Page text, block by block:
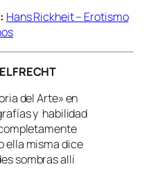
Hans Rickheit – Erotismo
del Arte» en
y habilidad
ella misma dice
sombras allí